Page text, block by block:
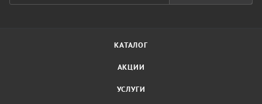
КАТАЛОГ
АКЦИИ
УСЛУГИ